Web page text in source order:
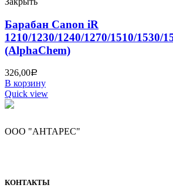
Барабан Canon iR
1210/1230/1240/1270/1510/1530/
(AlphaChem)
326,00Р
В корзину
Quick view
ООО "АНТАРЕС"
КОНТАКТЫ